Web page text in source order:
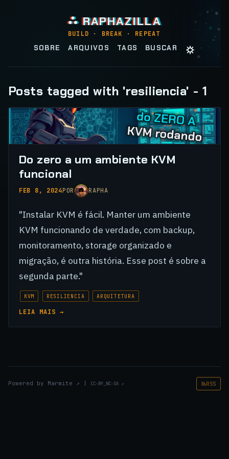
⛬ RAPHAZILLA
BUILD · BREAK · REPEAT
SOBRE ARQUIVOS TAGS BUSCAR ☼
Posts tagged with 'resiliencia' - 1
Do zero a um ambiente KVM
funcional
FEB 8, 2024POR RAPHA
"Instalar KVM é fácil. Manter um ambiente
KVM funcionando de verdade, com backup,
monitoramento, storage organizado e
migração, é outra história. Esse post é sobre a
segunda parte."
KVM RESILIENCIA ARQUITETURA
LEIA MAIS →
Powered by Marmite ↗ CC-BY_NC-SA ↗ RSS